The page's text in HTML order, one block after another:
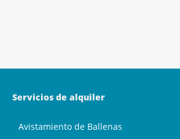
Servicios de alquiler
Avistamiento de Ballenas